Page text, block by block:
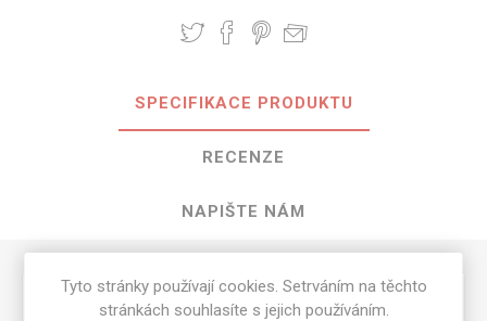
SPECIFIKACE PRODUKTU
RECENZE
NAPIŠTE NÁM
Tloušťka 1 mm
Tyto stránky používají cookies. Setrváním na těchto
stránkách souhlasíte s jejich používáním.